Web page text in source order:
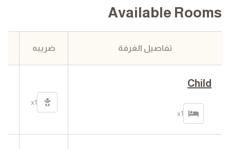
Available Rooms
تفاصيل الغرفة ضريبه
Child
x1
x1